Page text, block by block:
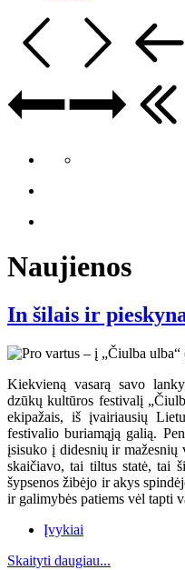
Naujienos
In šilais ir
Kiekvieną vasarą savo
dzūkų kultūros festivalį
ekipažais, iš įvairiausių
festivalio buriamąją galią.
įsisuko į didesnių ir mažesnių
skaičiavo, tai tiltus statė, tai
šypsenos žibėjo ir akys
ir galimybės patiems vėl tapti
Įvykiai
Skaityti daugiau...